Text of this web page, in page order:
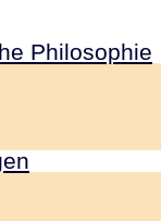
Philosophie